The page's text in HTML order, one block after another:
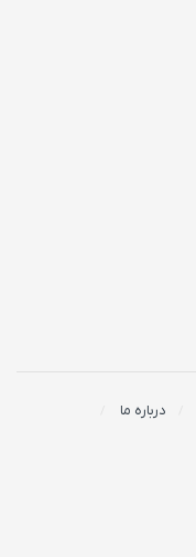
درباره ما